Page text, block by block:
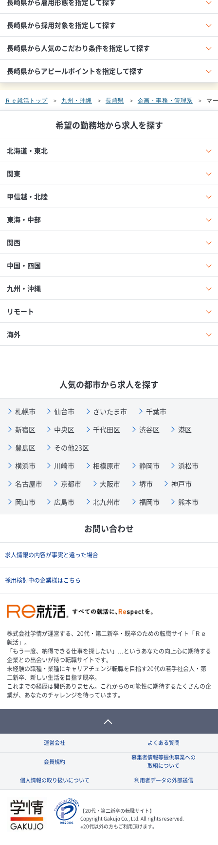
長崎県から雇用形態を指定して探す
長崎県から採用対象を指定して探す
長崎県から人気のこだわり条件を指定して探す
長崎県からアピールポイントを指定して探す
Ｒｅ就活トップ 九州・沖縄 長崎県 企画・事務・管理系 マ
希望の勤務地から求人を探す
北海道・東北
関東
甲信越・北陸
東海・中部
関西
中国・四国
九州・沖縄
リモート
海外
人気の都市から求人を探す
札幌市 仙台市 さいたま市
千葉市
新宿区
中央区 千代田区 渋谷区
港区
豊島区
その他23区
横浜市
川崎市 相模原市 静岡市
浜松市
名古屋市
京都市 大阪市 堺市
神戸市
岡山市
広島市 北九州市 福岡市 熊本市
お問い合わせ
求人情報の内容が事実と違った場合
採用検討中の企業様はこちら
株式会社学情が運営する、20代・第二新卒・既卒のための転職サイト「Ｒｅ
就活」。
「もう一度、納得できる仕事を探したい」…というあなたの向上心に期待する
企業との出会いが待つ転職サイトです。
未経験の職種・業種にキャリアチェンジ転職を目指す20代の若手社会人・第
二新卒、新しい生活を目指す既卒。
これまでの経歴は関係ありません。これからの可能性に期待するたくさんの企
業が、あなたのチャレンジを待っています。
運営会社 よくある質問
会員規約
募集者情報等提供事業への
取組について
個人情報の取り扱いについて
利用者データの外部送信
【20代・第二新卒の転職サイト】
Copyright Gakujo Co., Ltd. All rights reserved.
※20代以外の方もご利用頂けます。